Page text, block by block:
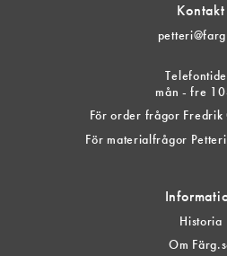
Kontakt
mån - fre
För order frågor
För materialfrågor
Historia
Om